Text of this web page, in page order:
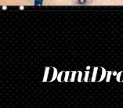
Opening